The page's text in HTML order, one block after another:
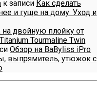
к записи Как сделать
и гуще на дому. Уход и
двойную плойку от
Tourmaline Twin
Обзор на BaByliss iPro
выпрямитель, утюжок с